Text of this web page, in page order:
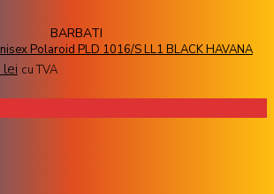
BARBATI
Polaroid PLD 1016/S LL1 BLACK HAVANA
lei cu TVA